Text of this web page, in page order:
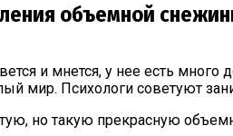
объемной
и мнется, у нее есть
мир. Психологи советуют
но такую прекрасную